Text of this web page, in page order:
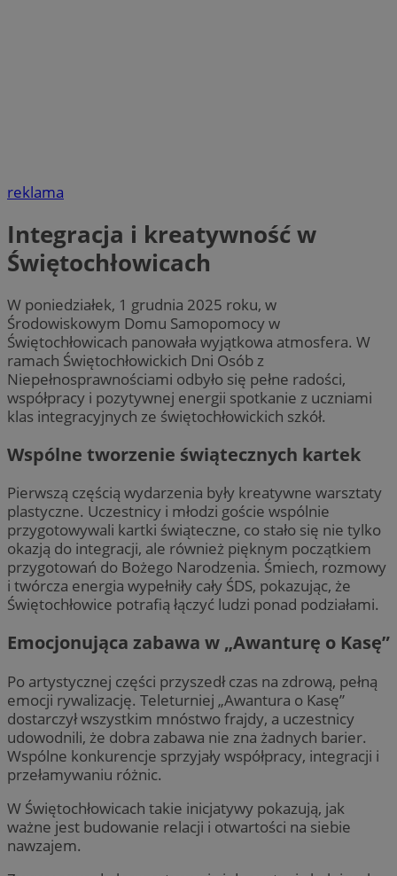
reklama
Integracja i kreatywność w
Świętochłowicach
W poniedziałek, 1 grudnia 2025 roku, w
Środowiskowym Domu Samopomocy w
Świętochłowicach panowała wyjątkowa atmosfera. W
ramach Świętochłowickich Dni Osób z
Niepełnosprawnościami odbyło się pełne radości,
współpracy i pozytywnej energii spotkanie z uczniami
klas integracyjnych ze świętochłowickich szkół.
Wspólne tworzenie świątecznych kartek
Pierwszą częścią wydarzenia były kreatywne warsztaty
plastyczne. Uczestnicy i młodzi goście wspólnie
przygotowywali kartki świąteczne, co stało się nie tylko
okazją do integracji, ale również pięknym początkiem
przygotowań do Bożego Narodzenia. Śmiech, rozmowy
i twórcza energia wypełniły cały ŚDS, pokazując, że
Świętochłowice potrafią łączyć ludzi ponad podziałami.
Emocjonująca zabawa w „Awanturę o Kasę”
Po artystycznej części przyszedł czas na zdrową, pełną
emocji rywalizację. Teleturniej „Awantura o Kasę”
dostarczył wszystkim mnóstwo frajdy, a uczestnicy
udowodnili, że dobra zabawa nie zna żadnych barier.
Wspólne konkurencje sprzyjały współpracy, integracji i
przełamywaniu różnic.
W Świętochłowicach takie inicjatywy pokazują, jak
ważne jest budowanie relacji i otwartości na siebie
nawzajem.